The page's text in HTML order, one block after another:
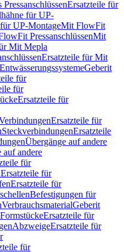
Ersatzteile für
für UP-
UP-MontageMit FlowFit
PressanschlüssenMit
Mit Mepla
Ersatzteile für Mit
Geberit
für
für
Ersatzteile für
Ersatzteile für
SteckverbindungenErsatzteile
Übergänge auf andere
auf andere
für
Ersatzteile für
Ersatzteile für
Befestigungen für
VerbrauchsmaterialGeberit
FormstückeErsatzteile für
AbzweigeErsatzteile für
für